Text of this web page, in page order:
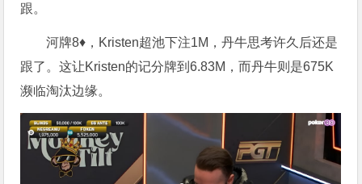
跟。
河牌8♦，Kristen超池下注1M，丹牛思考许久后还是
跟了。这让Kristen的记分牌到6.83M，而丹牛则是675K
濒临淘汰边缘。